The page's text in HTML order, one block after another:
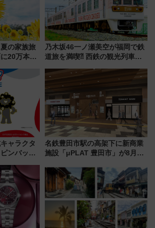
の家族旅
20万本の
乃木坂46一ノ瀬美空が福岡で鉄
道旅を満喫⁈ 西鉄の観光列車
CHIKUGO」で巡る福岡･太宰
府･柳川の旅！YouTubeが公開
ャラクタ
ンバッジ
名鉄豊田市駅の高架下に新商業
施設「μPLAT 豊田市」が8月26
たな玄関口へ